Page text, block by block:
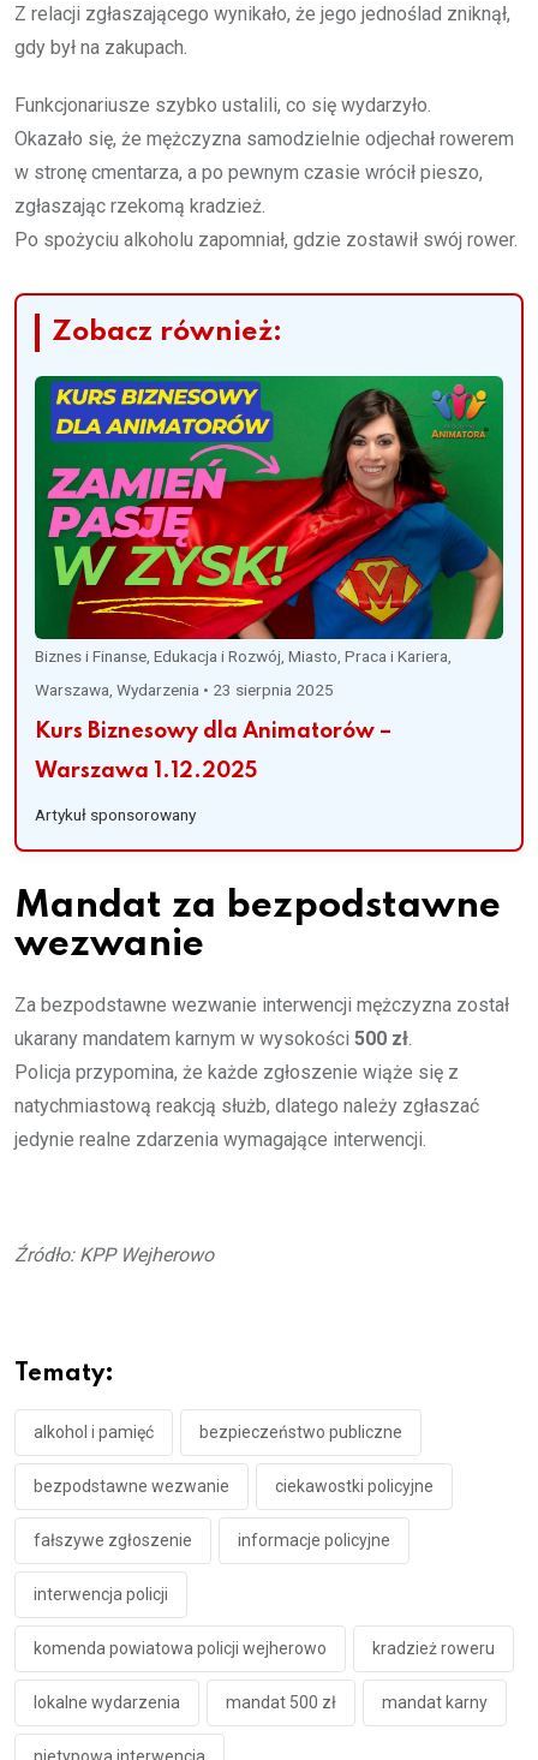
Z relacji zgłaszającego wynikało, że jego jednoślad zniknął,
gdy był na zakupach.
Funkcjonariusze szybko ustalili, co się wydarzyło.
Okazało się, że mężczyzna samodzielnie odjechał rowerem
w stronę cmentarza, a po pewnym czasie wrócił pieszo,
zgłaszając rzekomą kradzież.
Po spożyciu alkoholu zapomniał, gdzie zostawił swój rower.
Zobacz również:
Biznes i Finanse, Edukacja i Rozwój, Miasto, Praca i Kariera,
Warszawa, Wydarzenia • 23 sierpnia 2025
Kurs Biznesowy dla Animatorów –
Warszawa 1.12.2025
Artykuł sponsorowany
Mandat za bezpodstawne
wezwanie
Za bezpodstawne wezwanie interwencji mężczyzna został
ukarany mandatem karnym w wysokości 500 zł.
Policja przypomina, że każde zgłoszenie wiąże się z
natychmiastową reakcją służb, dlatego należy zgłaszać
jedynie realne zdarzenia wymagające interwencji.
Źródło: KPP Wejherowo
Tematy:
alkohol i pamięć bezpieczeństwo publiczne
bezpodstawne wezwanie ciekawostki policyjne
fałszywe zgłoszenie informacje policyjne
interwencja policji
komenda powiatowa policji wejherowo kradzież roweru
lokalne wydarzenia mandat 500 zł mandat karny